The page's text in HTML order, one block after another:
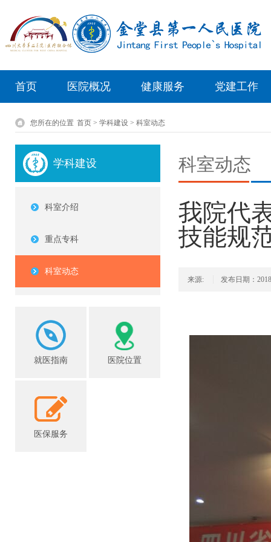
首页 医院概况 健康服务 党建工作
您所在的位置 首页 > 学科建设 > 科室动态
学科建设
科室介绍
重点专科
科室动态
就医指南 医院位置
医保服务
科室动态
我院代
技能规
来源: 发布日期：